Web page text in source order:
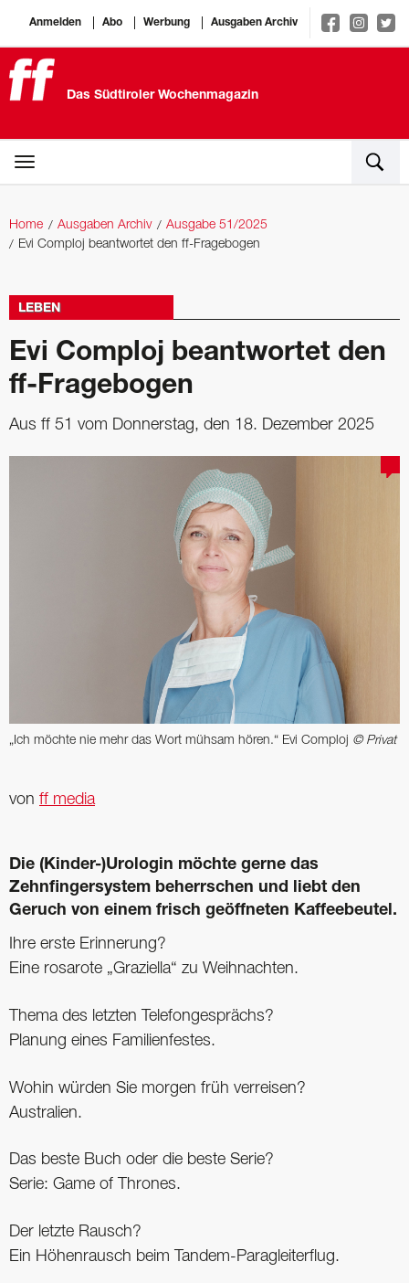
Anmelden Abo Werbung Ausgaben Archiv
Das Südtiroler Wochenmagazin
Home Ausgaben Archiv
Ausgabe 51/2025
Evi Comploj beantwortet den ff-Fragebogen
LEBEN
Evi Comploj beantwortet den
ff-Fragebogen
Aus ff 51 vom Donnerstag, den 18. Dezember 2025
„Ich möchte nie mehr das Wort mühsam hören.“ Evi Comploj © Privat
von ff media
Die (Kinder-)Urologin möchte gerne das
Zehnfingersystem beherrschen und liebt den
Geruch von einem frisch geöffneten Kaffeebeutel.
Ihre erste Erinnerung?
Eine rosarote „Graziella“ zu Weihnachten.
Thema des letzten Telefongesprächs?
Planung eines Familienfestes.
Wohin würden Sie morgen früh verreisen?
Australien.
Das beste Buch oder die beste Serie?
Serie: Game of Thrones.
Der letzte Rausch?
Ein Höhenrausch beim Tandem-Paragleiterflug.